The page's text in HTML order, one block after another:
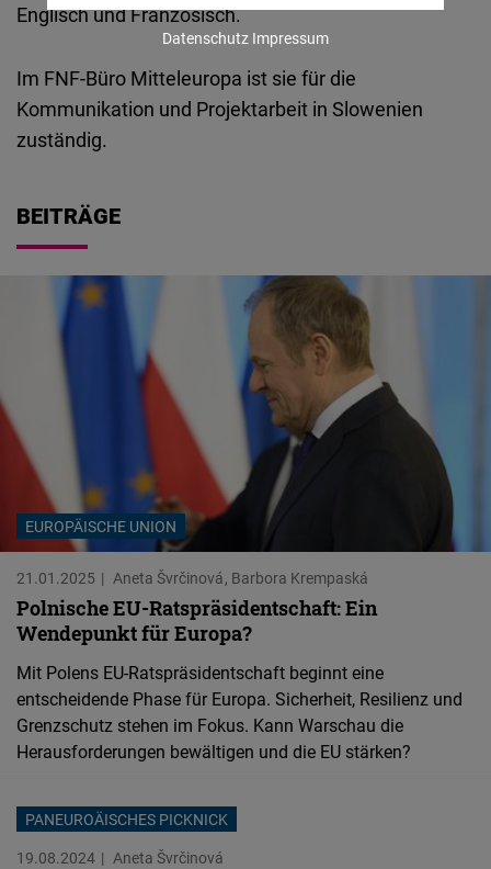
Englisch und Französisch.
Im FNF-Büro Mitteleuropa ist sie für die
Kommunikation und Projektarbeit in Slowenien
zuständig.
BEITRÄGE
EUROPÄISCHE UNION
21.01.2025 Aneta Švrčinová Barbora Krempaská
Polnische EU-Ratspräsidentschaft: Ein
Wendepunkt für Europa?
Mit Polens EU-Ratspräsidentschaft beginnt eine
entscheidende Phase für Europa. Sicherheit, Resilienz und
Grenzschutz stehen im Fokus. Kann Warschau die
Herausforderungen bewältigen und die EU stärken?
PANEUROÄISCHES PICKNICK
19.08.2024
Aneta Švrčinová
Embed
Google
Maps
Embed
Cloudinary
Embed
Newsletter2go
Embed
D.Vinci
Embed
Typeform
Embed
Datenschutz Impressum